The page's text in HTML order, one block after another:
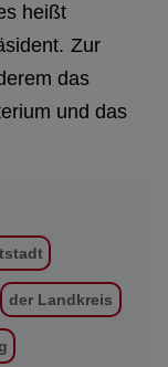
heißt
Zur
das
und das
der Landkreis